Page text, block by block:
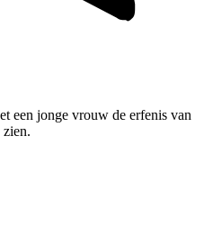
een jonge vrouw de erfenis van